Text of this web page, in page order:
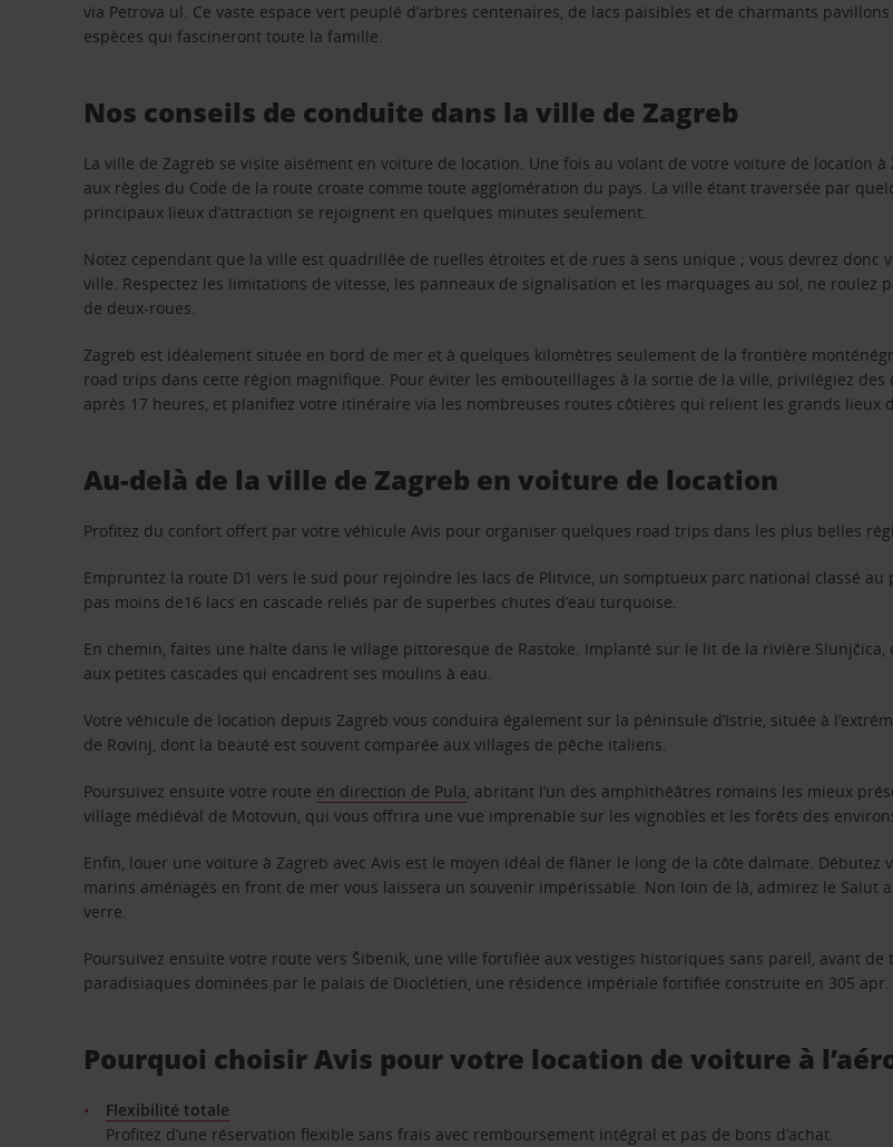
via Petrova ul. Ce vaste espace vert peuplé d’arbres centenaires, de lacs paisibles et de charmants
espèces qui fascineront toute la famille.
Nos conseils de conduite dans la ville de Zagreb
La ville de Zagreb se visite aisément en voiture de location. Une fois au volant de votre voiture de location
aux règles du Code de la route croate comme toute agglomération du pays. La ville étant traversée par
principaux lieux d’attraction se rejoignent en quelques minutes seulement.
Notez cependant que la ville est quadrillée de ruelles étroites et de rues à sens unique ; vous devrez
ville. Respectez les limitations de vitesse, les panneaux de signalisation et les marquages au sol, ne
de deux-roues.
Zagreb est idéalement située en bord de mer et à quelques kilomètres seulement de la frontière
road trips dans cette région magnifique. Pour éviter les embouteillages à la sortie de la ville, privilégiez
après 17 heures, et planifiez votre itinéraire via les nombreuses routes côtières qui relient les grands lieux
Au-delà de la ville de Zagreb en voiture de location
Profitez du confort offert par votre véhicule Avis pour organiser quelques road trips dans les plus belles
Empruntez la route D1 vers le sud pour rejoindre les lacs de Plitvice, un somptueux parc national classé
pas moins de16 lacs en cascade reliés par de superbes chutes d’eau turquoise.
En chemin, faites une halte dans le village pittoresque de Rastoke. Implanté sur le lit de la rivière
aux petites cascades qui encadrent ses moulins à eau.
Votre véhicule de location depuis Zagreb vous conduira également sur la péninsule d’Istrie, située à
de Rovinj, dont la beauté est souvent comparée aux villages de pêche italiens.
Poursuivez ensuite votre route en direction de Pula, abritant l’un des amphithéâtres romains les mieux
village médiéval de Motovun, qui vous offrira une vue imprenable sur les vignobles et les forêts des
Enfin, louer une voiture à Zagreb avec Avis est le moyen idéal de flâner le long de la côte dalmate. Débutez
marins aménagés en front de mer vous laissera un souvenir impérissable. Non loin de là, admirez le
verre.
Poursuivez ensuite votre route vers Šibenik, une ville fortifiée aux vestiges historiques sans pareil, avant
paradisiaques dominées par le palais de Dioclétien, une résidence impériale fortifiée construite en 305 apr.
Pourquoi choisir Avis pour votre location de voiture à
Flexibilité totale
Profitez d’une réservation flexible sans frais avec remboursement intégral et pas de bons d’achat.